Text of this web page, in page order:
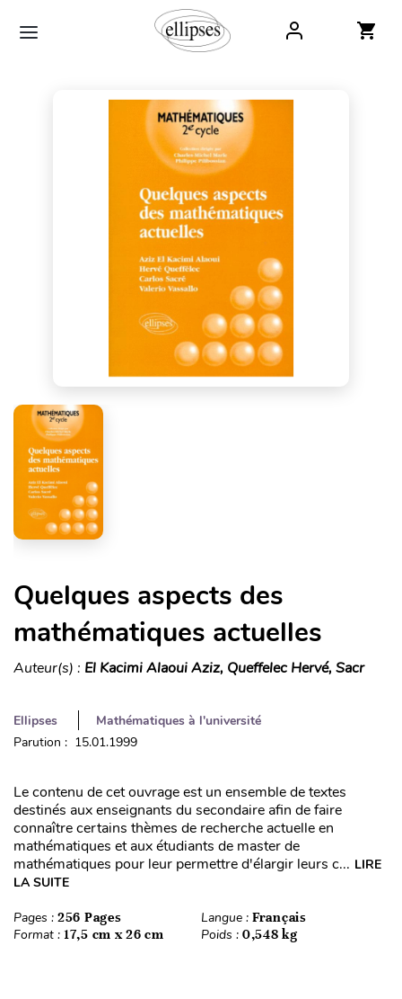
Quelques aspects des
mathématiques actuelles
Auteur(s) : El Kacimi Alaoui Aziz, Queffelec Hervé, Sacr
Ellipses
Mathématiques à l'université
Parution : 15.01.1999
Le contenu de cet ouvrage est un ensemble de textes
destinés aux enseignants du secondaire afin de faire
connaître certains thèmes de recherche actuelle en
mathématiques et aux étudiants de master de
mathématiques pour leur permettre d'élargir leurs c... LIRE
LA SUITE
Pages : 256 Pages Langue : Français
Format : 17,5 cm x 26 cm Poids : 0,548 kg